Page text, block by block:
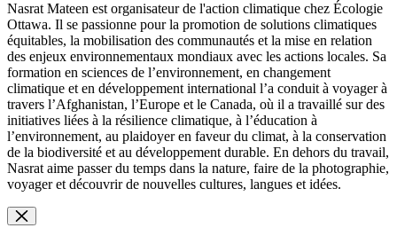
Nasrat Mateen est organisateur de l'action climatique chez Écologie
Ottawa. Il se passionne pour la promotion de solutions climatiques
équitables, la mobilisation des communautés et la mise en relation
des enjeux environnementaux mondiaux avec les actions locales. Sa
formation en sciences de l’environnement, en changement
climatique et en développement international l’a conduit à voyager à
travers l’Afghanistan, l’Europe et le Canada, où il a travaillé sur des
initiatives liées à la résilience climatique, à l’éducation à
l’environnement, au plaidoyer en faveur du climat, à la conservation
de la biodiversité et au développement durable. En dehors du travail,
Nasrat aime passer du temps dans la nature, faire de la photographie,
voyager et découvrir de nouvelles cultures, langues et idées.